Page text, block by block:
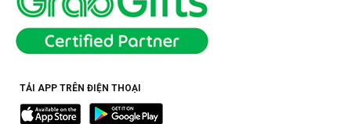
TẢI APP TRÊN ĐIỆN THOẠI